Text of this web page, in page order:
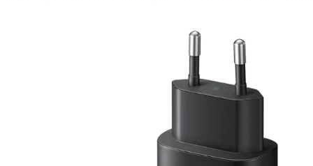
uslove reklamacije i povrata pročitajte -
Superfon doo se trudi da informacije i fotografije
garantuje da su svi podaci apsolutno ispravni.